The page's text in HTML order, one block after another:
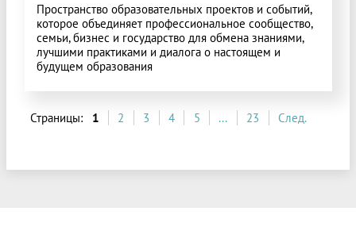
Пространство образовательных проектов и событий,
которое объединяет профессиональное сообщество,
семьи, бизнес и государство для обмена знаниями,
лучшими практиками и диалога о настоящем и
будущем образования
Страницы: 1 2 3 4 5 ... 23 След.